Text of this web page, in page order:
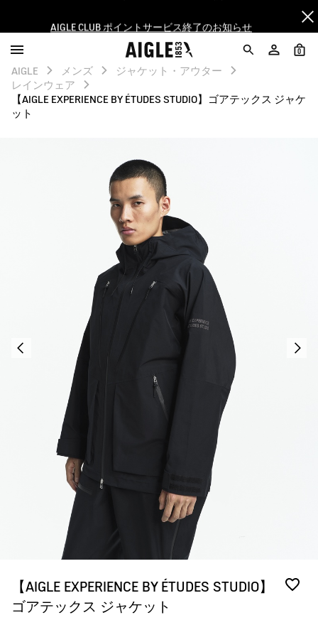
【最大50%OFF】FINAL SALEがスタート！
ログイン/会員登録で送料＆返品無料
0
AIGLE メンズ
ジャケット・アウター
レインウェア
【AIGLE EXPERIENCE BY ÉTUDES STUDIO】ゴアテックス ジャケ
ット
【AIGLE EXPERIENCE BY ÉTUDES STUDIO】
ゴアテックス ジャケット